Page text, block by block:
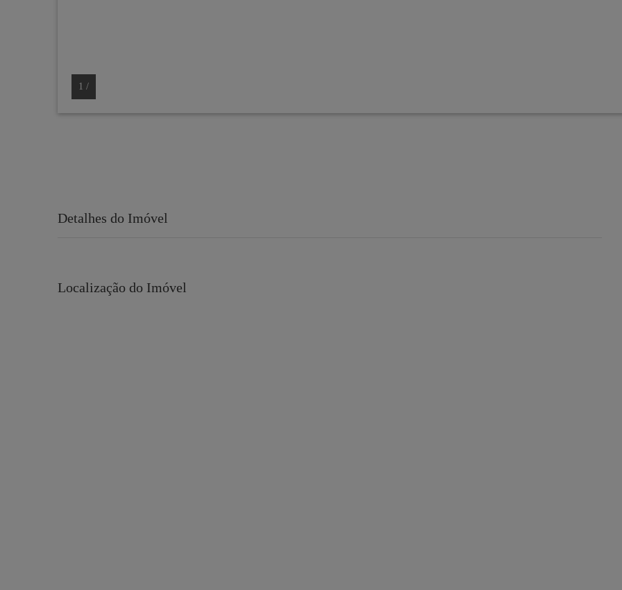
1 /
Detalhes do Imóvel
Localização do Imóvel